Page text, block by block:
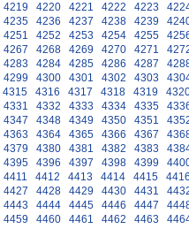
4219 4220 4221 4222 4223
4235 4236 4237 4238 4239
4251 4252 4253 4254 4255
4267 4268 4269 4270 4271
4283 4284 4285 4286 4287
4299 4300 4301 4302 4303
4315 4316 4317 4318 4319
4331 4332 4333 4334 4335
4347 4348 4349 4350 4351
4363 4364 4365 4366 4367
4379 4380 4381 4382 4383
4395 4396 4397 4398 4399
4411 4412 4413 4414 4415
4427 4428 4429 4430 4431
4443 4444 4445 4446 4447
4459 4460 4461 4462 4463